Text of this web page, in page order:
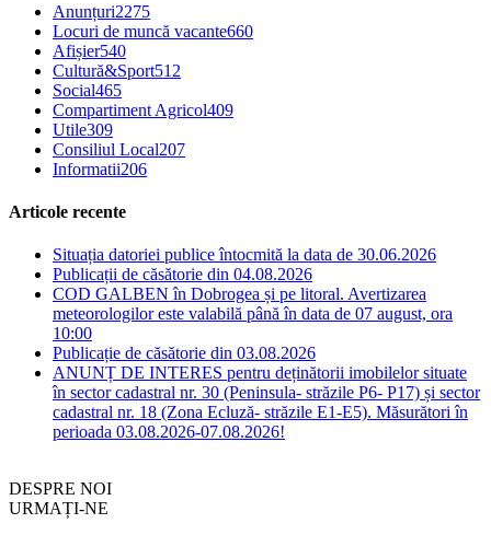
Anunțuri2275
Locuri de muncă vacante660
Afișier540
Cultură&Sport512
Social465
Compartiment Agricol409
Utile309
Consiliul Local207
Informatii206
Articole recente
Situația datoriei publice întocmită la data de 30.06.2026
Publicații de căsătorie din 04.08.2026
COD GALBEN în Dobrogea și pe litoral. Avertizarea
meteorologilor este valabilă până în data de 07 august, ora
10:00
Publicație de căsătorie din 03.08.2026
ANUNȚ DE INTERES pentru deținătorii imobilelor situate
în sector cadastral nr. 30 (Peninsula- străzile P6- P17) și sector
cadastral nr. 18 (Zona Ecluză- străzile E1-E5). Măsurători în
perioada 03.08.2026-07.08.2026!
DESPRE NOI
URMAȚI-NE